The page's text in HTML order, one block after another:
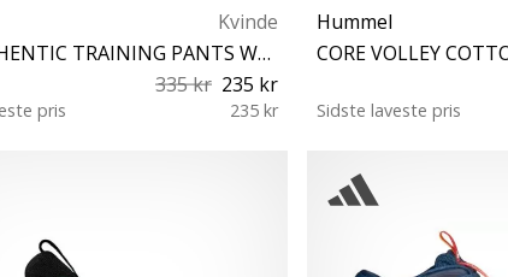
Kvinde
hmlAUTHENTIC TRAINING PANTS WOMAN
335 kr 235 kr
pris 235 kr
Hummel
Sidste laveste pris